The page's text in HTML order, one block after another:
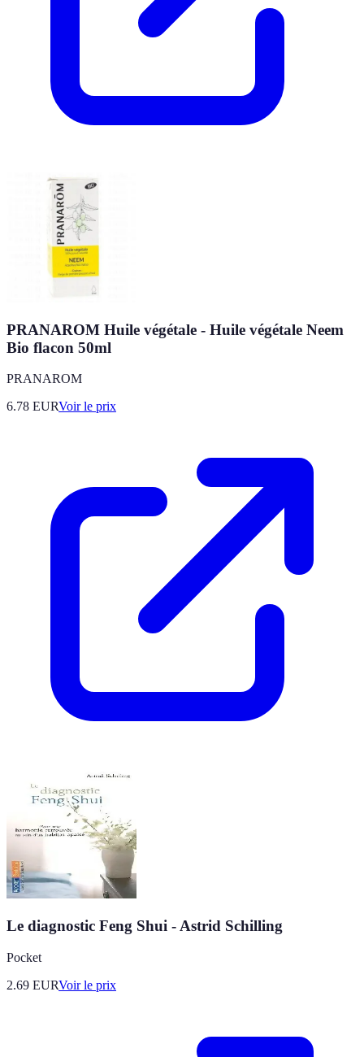
PRANAROM Huile végétale - Huile végétale Neem
Bio flacon 50ml
PRANAROM
6.78 EURVoir le prix
Le diagnostic Feng Shui - Astrid Schilling
Pocket
2.69 EURVoir le prix